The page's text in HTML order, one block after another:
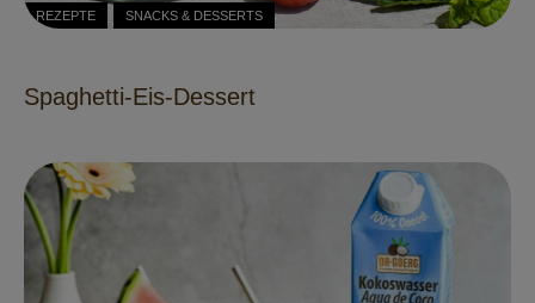
REZEPTE SNACKS & DESSERTS
Spaghetti-Eis-Dessert